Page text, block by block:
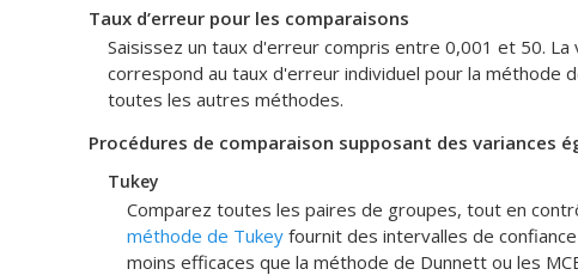
Taux d’erreur pour les comparaisons
Saisissez un taux d'erreur compris entre 0,001 et 50.
correspond au taux d'erreur individuel pour la méthode
toutes les autres méthodes.
Procédures de comparaison supposant des variances
Tukey
Comparez toutes les paires de groupes, tout en
méthode de Tukey fournit des intervalles de
moins efficaces que la méthode de Dunnett ou les